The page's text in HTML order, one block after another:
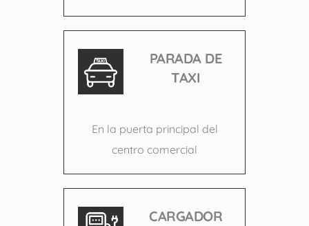
PARADA DE
TAXI
En la puerta principal del
centro comercial
CARGADOR